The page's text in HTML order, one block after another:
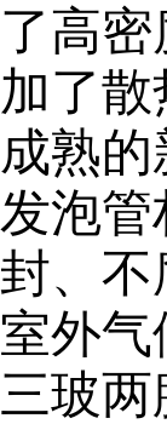
了高
加了
成熟
发泡
封、
室外
三玻